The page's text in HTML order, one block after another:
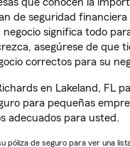
de seguridad
negocio significa todo
asegúrese de que
correctos para su
en Lakeland, FL
para pequeñas
adecuados para usted.
póliza de seguro para ver una